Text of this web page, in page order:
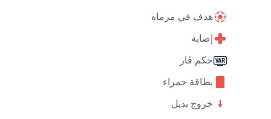
هدف في مرماه
إصابة
حكم ڤار
بطاقة حمراء
خروج بديل